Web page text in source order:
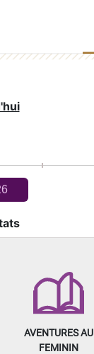
AVENTURES AU
FEMININ